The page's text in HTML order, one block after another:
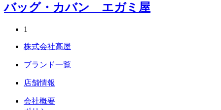
バッグ・カバン エガミ屋
1
株式会社高屋
ブランド一覧
店舗情報
会社概要